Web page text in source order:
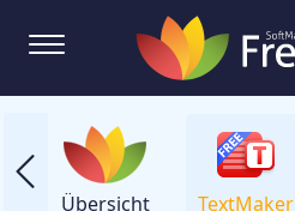
Übersicht TextMaker